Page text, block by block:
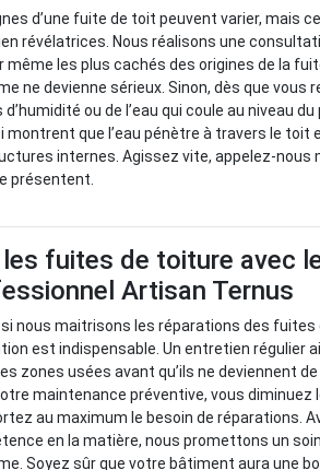
d’une fuite de toit peuvent varier, mais
révélatrices. Nous réalisons une
même les plus cachés des origines de la
ne devienne sérieux. Sinon, dès que vous
ou de l’eau qui coule au niveau
montrent que l’eau pénètre à travers le toit
internes. Agissez vite, appelez-nous
présentent.
les fuites de toiture avec
Artisan Ternus
si nous maitrisons les réparations des fuites
est indispensable. Un entretien régulier
zones usées avant qu’ils ne deviennent de
maintenance préventive, vous diminuez
au maximum le besoin de réparations.
en la matière, nous promettons un
Soyez sûr que votre bâtiment aura une